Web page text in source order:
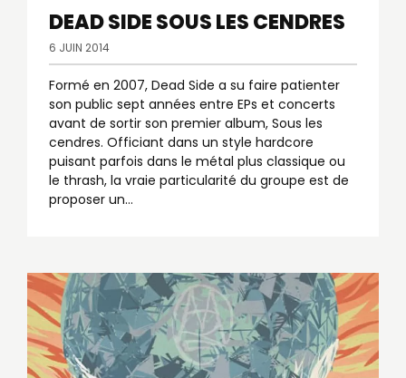
DEAD SIDESOUS LES CENDRES
6 JUIN 2014
Formé en 2007, Dead Side a su faire patienter
son public sept années entre EPs et concerts
avant de sortir son premier album, Sous les
cendres. Officiant dans un style hardcore
puisant parfois dans le métal plus classique ou
le thrash, la vraie particularité du groupe est de
proposer un…